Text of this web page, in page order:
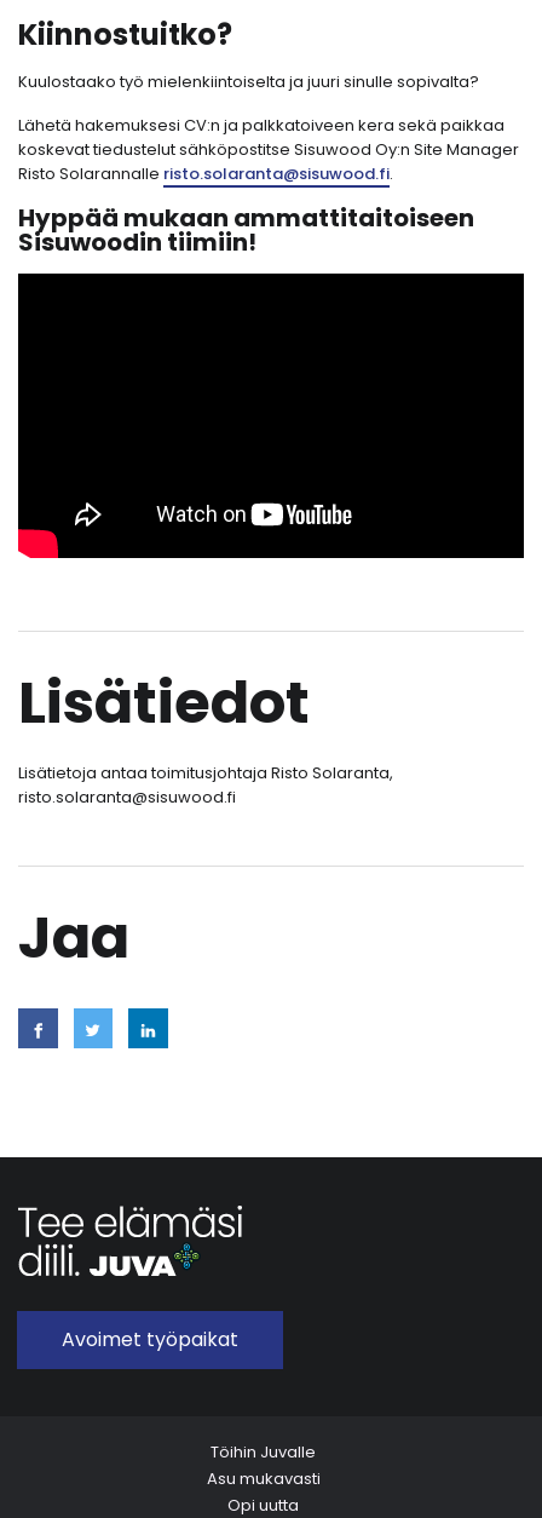
Kiinnostuitko?
Kuulostaako työ mielenkiintoiselta ja juuri sinulle sopivalta?
Lähetä hakemuksesi CV:n ja palkkatoiveen kera sekä paikkaa
koskevat tiedustelut sähköpostitse Sisuwood Oy:n Site Manager
Risto Solarannalle risto.solaranta@sisuwood.fi.
Hyppää mukaan ammattitaitoiseen
Sisuwoodin tiimiin!
Lisätiedot
Lisätietoja antaa toimitusjohtaja Risto Solaranta,
risto.solaranta@sisuwood.fi
Jaa
Avoimet työpaikat
Töihin Juvalle
Asu mukavasti
Opi uutta